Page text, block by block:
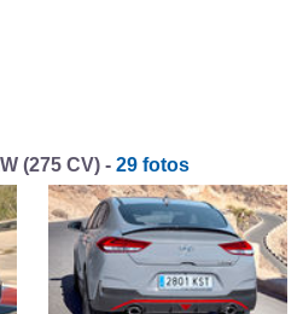
(275 CV) - 29 fotos